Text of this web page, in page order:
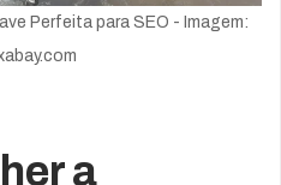
Perfeita para SEO - Imagem:
a